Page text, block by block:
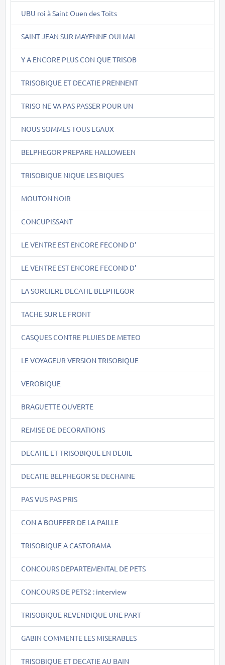
UBU roi à Saint Ouen des Toits
SAINT JEAN SUR MAYENNE OUI MAI
Y A ENCORE PLUS CON QUE TRISOB
TRISOBIQUE ET DECATIE PRENNENT
TRISO NE VA PAS PASSER POUR UN
NOUS SOMMES TOUS EGAUX
BELPHEGOR PREPARE HALLOWEEN
TRISOBIQUE NIQUE LES BIQUES
MOUTON NOIR
CONCUPISSANT
LE VENTRE EST ENCORE FECOND D'
LE VENTRE EST ENCORE FECOND D'
LA SORCIERE DECATIE BELPHEGOR
TACHE SUR LE FRONT
CASQUES CONTRE PLUIES DE METEO
LE VOYAGEUR VERSION TRISOBIQUE
VEROBIQUE
BRAGUETTE OUVERTE
REMISE DE DECORATIONS
DECATIE ET TRISOBIQUE EN DEUIL
DECATIE BELPHEGOR SE DECHAINE
PAS VUS PAS PRIS
CON A BOUFFER DE LA PAILLE
TRISOBIQUE A CASTORAMA
CONCOURS DEPARTEMENTAL DE PETS
CONCOURS DE PETS2 : interview
TRISOBIQUE REVENDIQUE UNE PART
GABIN COMMENTE LES MISERABLES
TRISOBIQUE ET DECATIE AU BAIN